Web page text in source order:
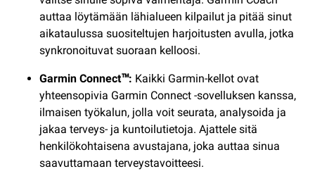
auttaa löytämään lähialueen kilpailut ja pitää sinut
aikataulussa suositeltujen harjoitusten avulla, jotka
synkronoituvat suoraan kelloosi.
Garmin Connect™: Kaikki Garmin-kellot ovat
yhteensopivia Garmin Connect -sovelluksen kanssa,
ilmaisen työkalun, jolla voit seurata, analysoida ja
jakaa terveys- ja kuntoilutietoja. Ajattele sitä
henkilökohtaisena avustajana, joka auttaa sinua
saavuttamaan terveystavoitteesi.